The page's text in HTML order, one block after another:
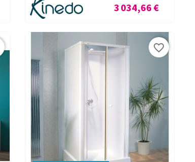
Prix
3 034,66 €
favorite_border